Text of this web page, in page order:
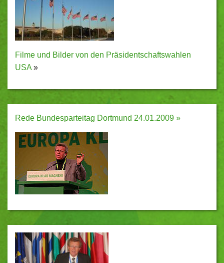
Filme und Bilder von den Präsidentschaftswahlen
USA »
Rede Bundesparteitag Dortmund 24.01.2009 »